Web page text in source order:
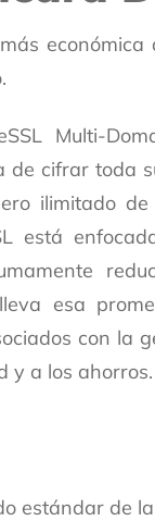
Multi-
de cifrar toda
ilimitado
está
esa
con la
y a los ahorros.
estándar de